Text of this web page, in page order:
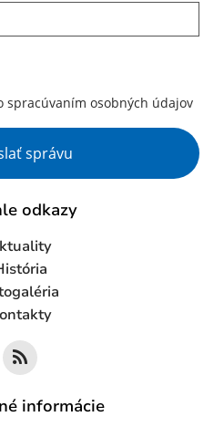
spracúvaním osobných údajov
správu
odkazy
informácie